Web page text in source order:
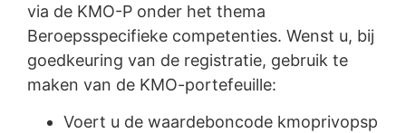
via de KMO-P onder het thema
Beroepsspecifieke competenties. Wenst u, bij
goedkeuring van de registratie, gebruik te
maken van de KMO-portefeuille:
Voert u de waardeboncode kmoprivopsp